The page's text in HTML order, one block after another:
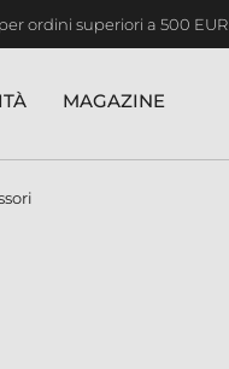
ordini superiori a 500 EUR
MAGAZINE